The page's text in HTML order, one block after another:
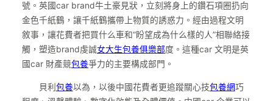
號。英國car brand牛土豪見狀，立刻將身上的鑽石項圈扔向
金色千紙鶴，讓千紙鶴攜帶上物質的誘惑力。經由過程文明
敘事，讓花費者把買什么車和“盼望成為什么樣的人”相聯絡接
觸，塑造brand虔誠女大生包養俱樂部度。這種car 文明是英
國car 財產競包養爭力的主要構成部門。
貝利 包養以為，以後中國花費者更追蹤關心技包養網巧